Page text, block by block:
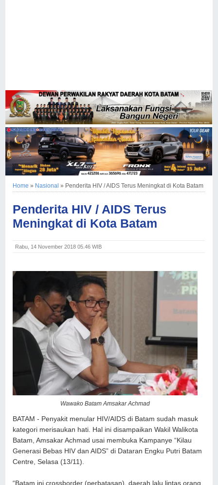
Home » Nasional » Penderita HIV / AIDS Terus Meningkat di Kota Batam
Penderita HIV / AIDS Terus
Meningkat di Kota Batam
Rabu, 14 November 2018 05.46 WIB
Wawako Batam Amsakar Achmad
BATAM - Penyakit menular HIV/AIDS di Batam sudah masuk
kategori merisaukan hati. Hal ini disampaikan Wakil Walikota
Batam, Amsakar Achmad usai membuka Kampanye “Kilau
Generasi Bebas HIV dan AIDS” di Dataran Engku Putri Batam
Centre, Selasa (13/11).
“Batam ini crossborder (perbatasan), daerah lalu lintas orang